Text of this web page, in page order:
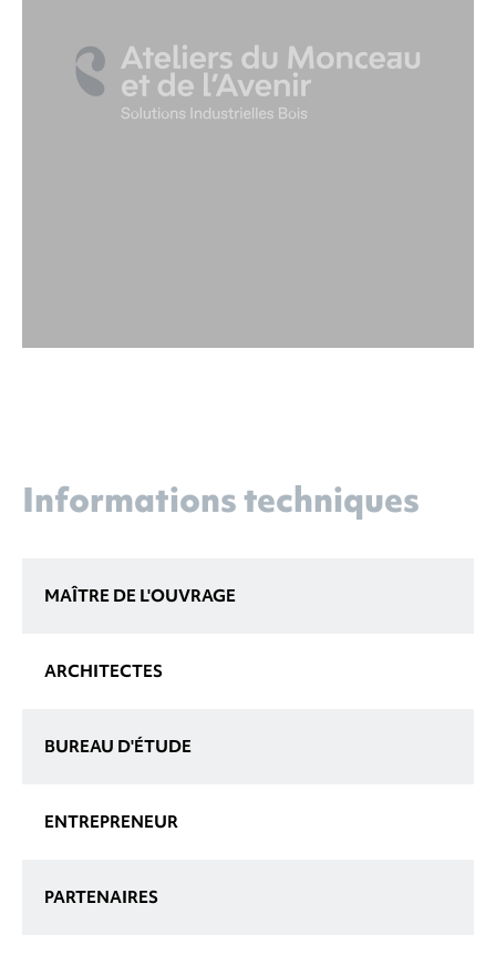
Informations techniques
MAÎTRE DE L'OUVRAGE
ARCHITECTES
BUREAU D'ÉTUDE
ENTREPRENEUR
PARTENAIRES